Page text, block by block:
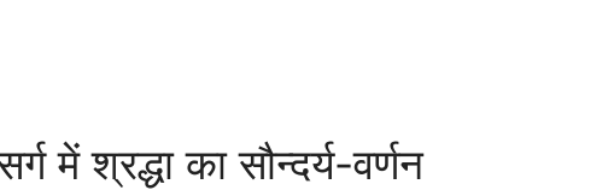
में श्रद्धा का सौन्दर्य-वर्णन